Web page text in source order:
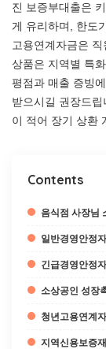
진 보증부대출은
게 유리하며, 한도
고용연계자금은
상품은 지역별 특
평점과 매출 증빙
받으시길 권장드
이 적어 장기 상환
Contents
음식점 사장님
일반경영안정
긴급경영안정
소상공인 성장
청년고용연계
지역신용보증